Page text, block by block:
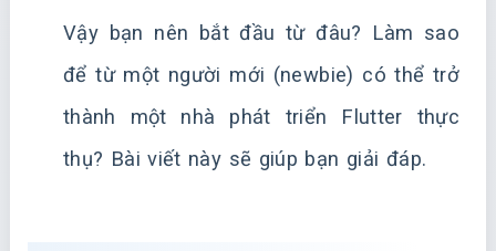
Vậy bạn nên bắt đầu từ đâu? Làm sao
để từ một người mới (newbie) có thể trở
thành một nhà phát triển Flutter thực
thụ? Bài viết này sẽ giúp bạn giải đáp.